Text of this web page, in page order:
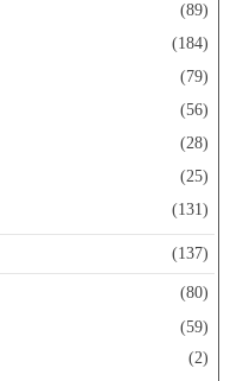
(89)
(184)
(79)
(56)
(28)
(25)
(131)
(137)
(80)
(59)
(2)